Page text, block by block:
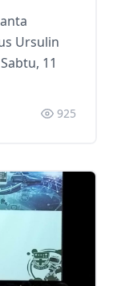
Ursulin
11
925